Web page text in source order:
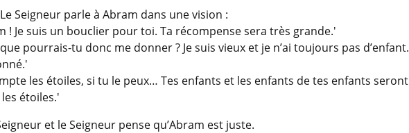
Seigneur parle à Abram dans une vision :
! Je suis un bouclier pour toi. Ta récompense sera très grande.'
pourrais-tu donc me donner ? Je suis vieux et je n’ai toujours pas d’enfant.
les étoiles, si tu le peux… Tes enfants et les enfants de tes enfants seront
étoiles.'
et le Seigneur pense qu’Abram est juste.